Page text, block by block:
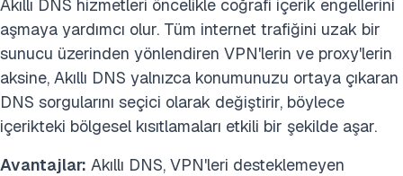
Akıllı DNS hizmetleri öncelikle coğrafi içerik engellerini
aşmaya yardımcı olur. Tüm internet trafiğini uzak bir
sunucu üzerinden yönlendiren VPN'lerin ve proxy'lerin
aksine, Akıllı DNS yalnızca konumunuzu ortaya çıkaran
DNS sorgularını seçici olarak değiştirir, böylece
içerikteki bölgesel kısıtlamaları etkili bir şekilde aşar.
Avantajlar: Akıllı DNS, VPN'leri desteklemeyen